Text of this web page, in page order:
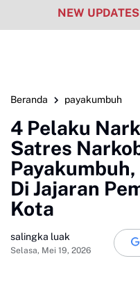
NEW UPDATES
Beranda payakumbuh
4 Pelaku
Satres
Di Jajaran
Kota
salingka luak
Selasa, Mei 19, 2026